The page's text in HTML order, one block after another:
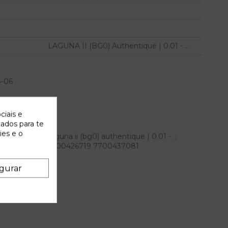
LAGUNA II (BG0) Authentique | 0.01 - ...
06
renault laguna ii (bg0) authentique | 0.01 - ...
OEM IAM 7700426719 7700437081
e
para te
e o